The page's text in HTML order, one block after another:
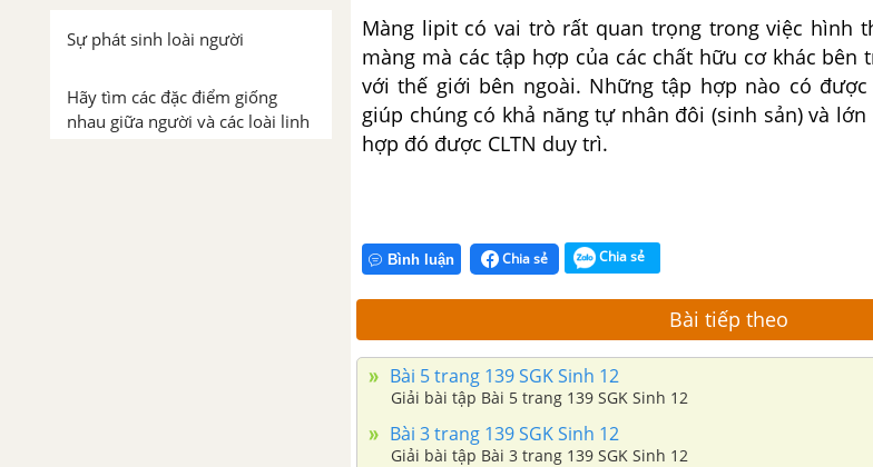
Sự phát sinh loài người
Hãy tìm các đặc điểm giống
nhau giữa người và các loài linh
Màng lipit có vai trò rất quan trọng trong việc hình
màng mà các tập hợp của các chất hữu cơ khác bên
với thế giới bên ngoài. Những tập hợp nào có
giúp chúng có khả năng tự nhân đôi (sinh sản) và
hợp đó được CLTN duy trì.
Bình luận Chia sẻ Chia sẻ
Bài tiếp theo
Bài 5 trang 139 SGK Sinh 12
Giải bài tập Bài 5 trang 139 SGK Sinh 12
Bài 3 trang 139 SGK Sinh 12
Giải bài tập Bài 3 trang 139 SGK Sinh 12